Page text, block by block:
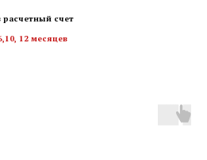
расчетный счет
12 месяцев